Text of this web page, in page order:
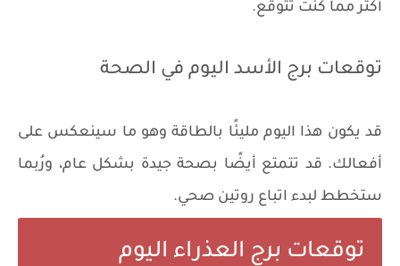
أكثر مما كنت تتوقع.
توقعات برج الأسد اليوم في الصحة
قد يكون هذا اليوم مليئًا بالطاقة وهو ما سينعكس على
أفعالك. قد تتمتع أيضًا بصحة جيدة بشكل عام، ورُبما
ستخطط لبدء اتباع روتين صحي.
توقعات برج العذراء اليوم